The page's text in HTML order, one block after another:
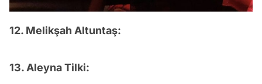
12. Melikşah Altuntaş:
13. Aleyna Tilki: